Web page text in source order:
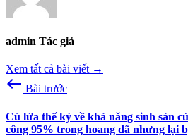
admin Tác giả
Xem tất cả bài viết →
west Bài trước
Cú lừa thế kỷ về khả năng sinh sản
công 95% trong hoang dã nhưng lại